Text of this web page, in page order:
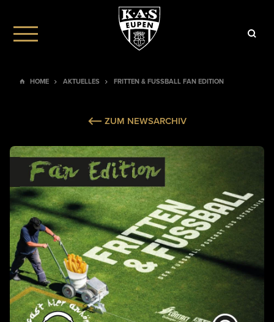
HOME AKTUELLES FRITTEN & FUSSBALL FAN EDITION
ZUM NEWSARCHIV